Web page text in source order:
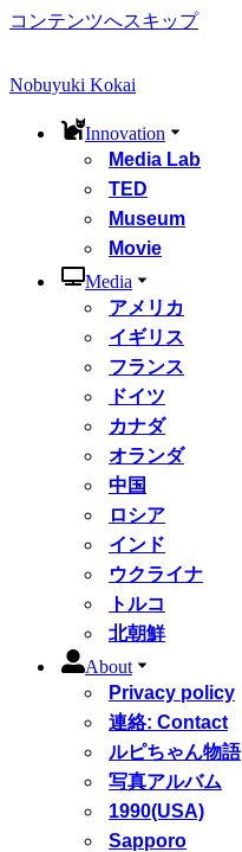
コンテンツへスキップ
Nobuyuki Kokai
Innovation
Media Lab
TED
Museum
Movie
Media
アメリカ
イギリス
フランス
ドイツ
カナダ
オランダ
中国
ロシア
インド
ウクライナ
トルコ
北朝鮮
About
Privacy policy
連絡: Contact
ルピちゃん物語
写真アルバム
1990(USA)
Sapporo